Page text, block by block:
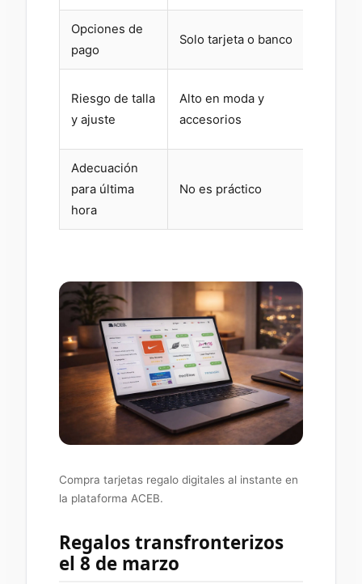
Opciones de
pago
Solo tarjeta o banco
Riesgo de talla
y ajuste
Alto en moda y
accesorios
Adecuación
para última
hora
No es práctico
Compra tarjetas regalo digitales al instante en
la plataforma ACEB.
Regalos transfronterizos
el 8 de marzo